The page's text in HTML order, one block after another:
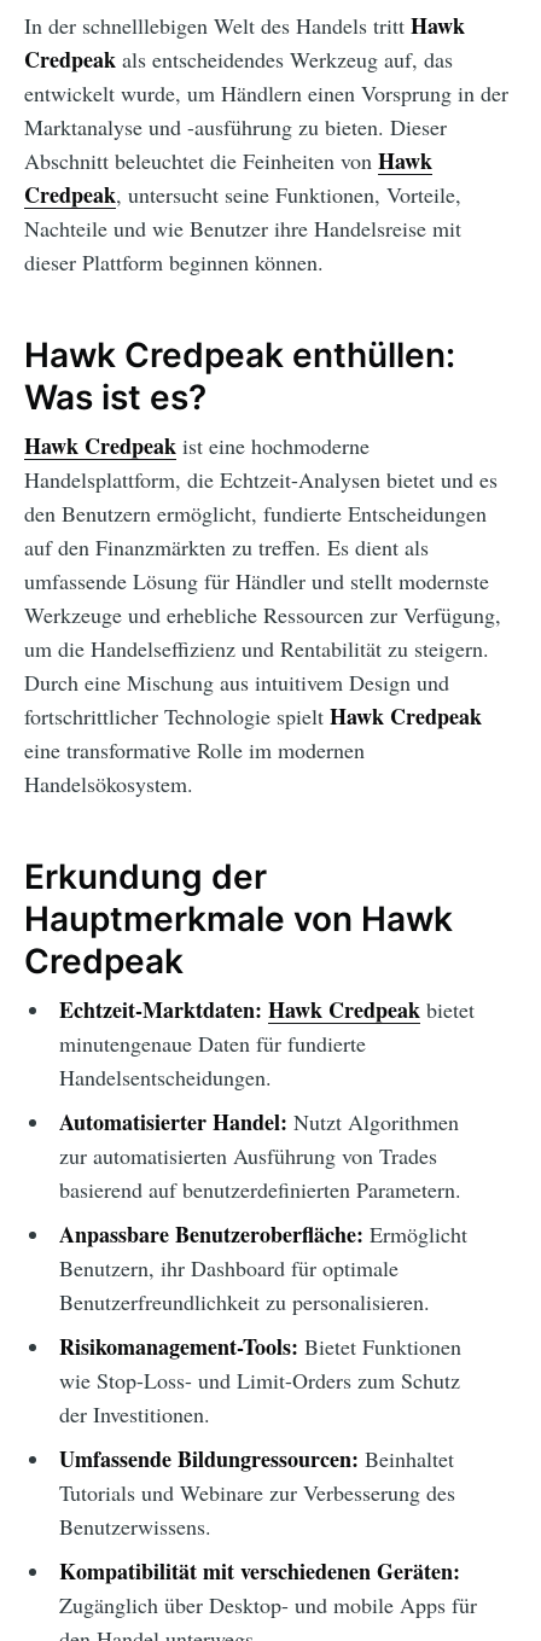
In der schnelllebigen Welt des Handels tritt Hawk
Credpeak als entscheidendes Werkzeug auf, das
entwickelt wurde, um Händlern einen Vorsprung in der
Marktanalyse und -ausführung zu bieten. Dieser
Abschnitt beleuchtet die Feinheiten von Hawk
Credpeak, untersucht seine Funktionen, Vorteile,
Nachteile und wie Benutzer ihre Handelsreise mit
dieser Plattform beginnen können.
Hawk Credpeak enthüllen:
Was ist es?
Hawk Credpeak ist eine hochmoderne
Handelsplattform, die Echtzeit-Analysen bietet und es
den Benutzern ermöglicht, fundierte Entscheidungen
auf den Finanzmärkten zu treffen. Es dient als
umfassende Lösung für Händler und stellt modernste
Werkzeuge und erhebliche Ressourcen zur Verfügung,
um die Handelseffizienz und Rentabilität zu steigern.
Durch eine Mischung aus intuitivem Design und
fortschrittlicher Technologie spielt Hawk Credpeak
eine transformative Rolle im modernen
Handelsökosystem.
Erkundung der
Hauptmerkmale von Hawk
Credpeak
Echtzeit-Marktdaten: Hawk Credpeakbietet
minutengenaue Daten für fundierte
Handelsentscheidungen.
Automatisierter Handel: Nutzt Algorithmen
zur automatisierten Ausführung von Trades
basierend auf benutzerdefinierten Parametern.
Anpassbare Benutzeroberfläche: Ermöglicht
Benutzern, ihr Dashboard für optimale
Benutzerfreundlichkeit zu personalisieren.
Risikomanagement-Tools: Bietet Funktionen
wie Stop-Loss- und Limit-Orders zum Schutz
der Investitionen.
Umfassende Bildungressourcen: Beinhaltet
Tutorials und Webinare zur Verbesserung des
Benutzerwissens.
Kompatibilität mit verschiedenen Geräten:
Zugänglich über Desktop- und mobile Apps für